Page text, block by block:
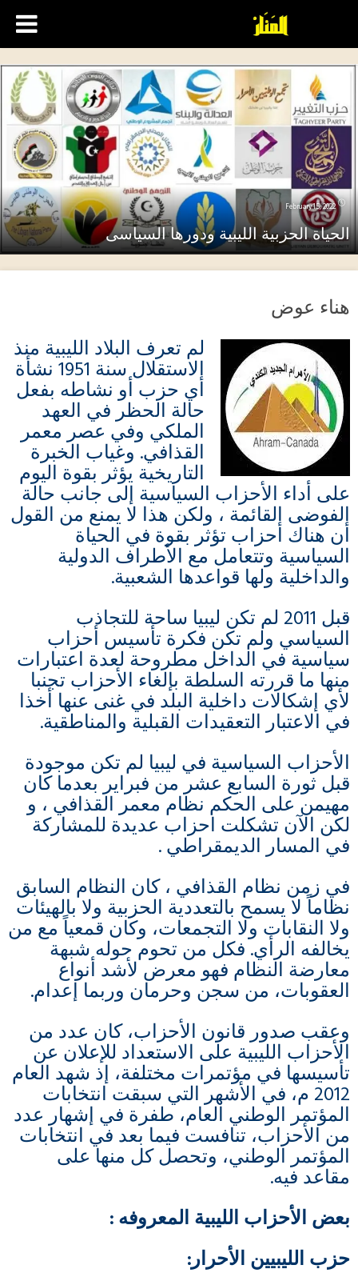
February 15, 2022
الحياة الحزبية الليبية ودورها السياسى
هناء عوض
لم تعرف البلاد الليبية منذ
الاستقلال سنة 1951 نشأة
أي حزب أو نشاطه بفعل
حالة الحظر في العهد
الملكي وفي عصر معمر
القذافي. وغياب الخبرة
التاريخية يؤثر بقوة اليوم
على أداء الأحزاب السياسية إلى جانب حالة
الفوضى القائمة ، ولكن هذا لا يمنع من القول
أن هناك أحزاب تؤثر بقوة في الحياة
السياسية وتتعامل مع الأطراف الدولية
والداخلية ولها قواعدها الشعبية.
قبل 2011 لم تكن ليبيا ساحة للتجاذب
السياسي ولم تكن فكرة تأسيس أحزاب
سياسية في الداخل مطروحة لعدة اعتبارات
منها ما قررته السلطة بإلغاء الأحزاب تجنبا
لأي إشكالات داخلية البلد في غنى عنها أخذا
في الاعتبار التعقيدات القبلية والمناطقية.
الأحزاب السياسية في ليبيا لم تكن موجودة
قبل ثورة السابع عشر من فبراير بعدما كان
مهيمن على الحكم نظام معمر القذافي ، و
لكن الآن تشكلت احزاب عديدة للمشاركة
في المسار الديمقراطي .
في زمن نظام القذافي ، كان النظام السابق
نظاماً لا يسمح بالتعددية الحزبية ولا بالهيئات
ولا النقابات ولا التجمعات، وكان قمعياً مع من
يخالفه الرأي. فكل من تحوم حوله شبهة
معارضة النظام فهو معرض لأشد أنواع
العقوبات، من سجن وحرمان وربما إعدام.
وعقب صدور قانون الأحزاب، كان عدد من
الأحزاب الليبية على الاستعداد للإعلان عن
تأسيسها في مؤتمرات مختلفة، إذ شهد العام
2012 م، في الأشهر التي سبقت انتخابات
المؤتمر الوطني العام، طفرة في إشهار عدد
من الأحزاب، تنافست فيما بعد في انتخابات
المؤتمر الوطني، وتحصل كل منها على
مقاعد فيه.
بعض الأحزاب الليبية المعروفه :
حزب الليبيين الأحرار: